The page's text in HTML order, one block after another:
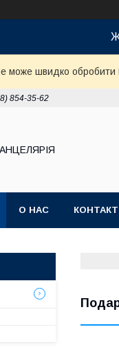
може швидко
854-35-62
О НАС